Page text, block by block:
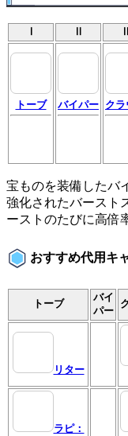
トーブ バイパー クラ
宝ものを装備したバ
強化されたバースト
ーストのたびに高倍
おすすめ代用キ
トーブ
バイ
パー
リター
ラピ：